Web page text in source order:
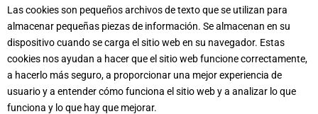
Las cookies son pequeños archivos de texto que se utilizan para
almacenar pequeñas piezas de información. Se almacenan en su
dispositivo cuando se carga el sitio web en su navegador. Estas
cookies nos ayudan a hacer que el sitio web funcione correctamente,
a hacerlo más seguro, a proporcionar una mejor experiencia de
usuario y a entender cómo funciona el sitio web y a analizar lo que
funciona y lo que hay que mejorar.